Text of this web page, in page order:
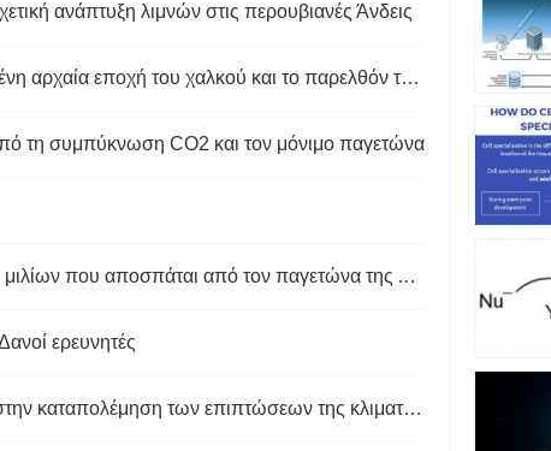
ανάπτυξη λιμνών στις περουβιανές Άνδεις
Οι παγετώνες που λιώνουν αποκαλύπτουν την κρυμμένη αρχαία εποχή του χαλκού και το παρελθόν των Βίκινγκ της Νορβηγίας
τη συμπύκνωση CO2 και τον μόνιμο παγετώνα
Ο δορυφόρος της NASA εντοπίζει παγόβουνο μήκους μιλίων που αποσπάται από τον παγετώνα της Ανταρκτικής
ερευνητές
Στούπες πάγου:Οι τεχνητοί παγετώνες που βοηθούν στην καταπολέμηση των επιπτώσεων της κλιματικής αλλαγής